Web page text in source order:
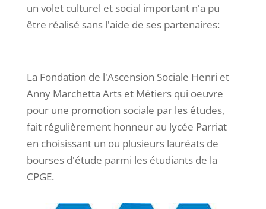
un volet culturel et social important n'a pu
être réalisé sans l'aide de ses partenaires:
La Fondation de l'Ascension Sociale Henri et
Anny Marchetta Arts et Métiers qui oeuvre
pour une promotion sociale par les études,
fait régulièrement honneur au lycée Parriat
en choisissant un ou plusieurs lauréats de
bourses d'étude parmi les étudiants de la
CPGE.